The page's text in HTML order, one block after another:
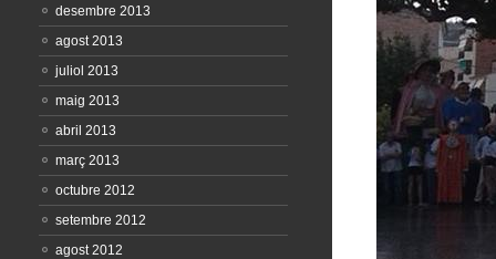
desembre 2013
agost 2013
juliol 2013
maig 2013
abril 2013
març 2013
octubre 2012
setembre 2012
agost 2012